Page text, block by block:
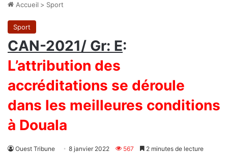
Accueil > Sport
Sport
CAN-2021/ Gr: E:
L’attribution des
accréditations se déroule
dans les meilleures conditions
à Douala
Ouest Tribune 8 janvier 2022 567 2 minutes de lecture